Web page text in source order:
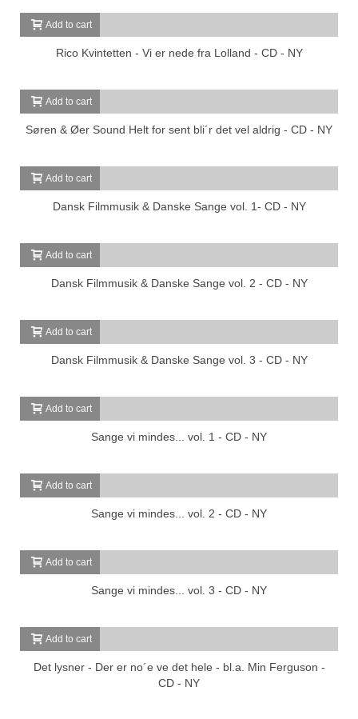
Add to cart
Rico Kvintetten - Vi er nede fra Lolland - CD - NY
Add to cart
Søren & Øer Sound Helt for sent bli´r det vel aldrig - CD - NY
Add to cart
Dansk Filmmusik & Danske Sange vol. 1- CD - NY
Add to cart
Dansk Filmmusik & Danske Sange vol. 2 - CD - NY
Add to cart
Dansk Filmmusik & Danske Sange vol. 3 - CD - NY
Add to cart
Sange vi mindes... vol. 1 - CD - NY
Add to cart
Sange vi mindes... vol. 2 - CD - NY
Add to cart
Sange vi mindes... vol. 3 - CD - NY
Add to cart
Det lysner - Der er no´e ve det hele - bl.a. Min Ferguson -
CD - NY